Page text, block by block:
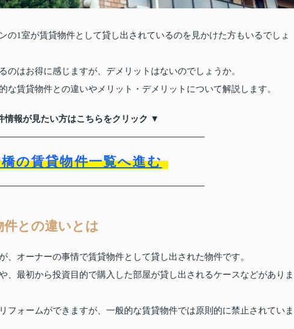
の1室が賃貸物件として貸し出されているのを見かけた方もいるでしょ
のはお得に感じますが、デメリットはないのでしょうか。
な賃貸物件との違いやメリット・デメリットについて解説します。
情報が見たい方はこちらをクリック ▼
の賃貸物件一覧へ進む
件との違いとは
、オーナーの事情で賃貸物件として貸し出された物件です。
、最初から投資目的で購入した部屋が貸し出されるケースなどがありま
フォームができますが、一般的な賃貸物件では原則的に禁止されていま